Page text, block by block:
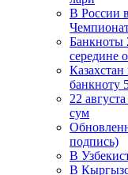
В России
Банкноты
середине
банкноту
22
сум
подпись)
В
В